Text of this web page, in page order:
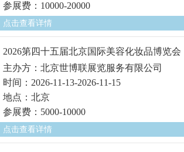
参展费：10000-20000
点击查看详情
2026第四十五届北京国际美容化妆品博览会
主办方：北京世博联展览服务有限公司
时间：2026-11-13-2026-11-15
地点：北京
参展费：5000-10000
点击查看详情